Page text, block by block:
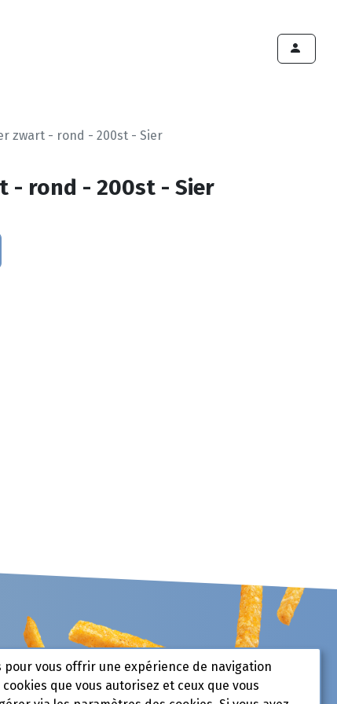
zwart - rond - 200st - Sier
- rond - 200st - Sier
pour vous offrir une expérience de navigation
que vous autorisez et ceux que vous